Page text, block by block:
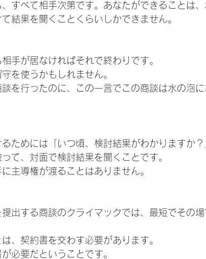
すべて相手次第です。あなたができることは
結果を聞くことくらいしかできません。
手が居なければそれで終わりです。
を使うかもしれません。
を行ったのに、この一言でこの商談は水の泡
ためには「いつ頃、検討結果がわかりますか
て、対面で検討結果を聞くことです。
主導権が渡ることはありません。
出する商談のクライマックでは、最短でその
、契約書を交わす必要があります。
必要だということです。